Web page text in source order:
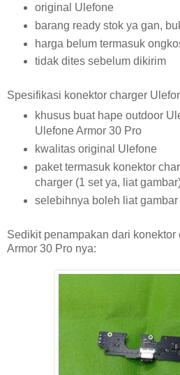
original Ulefone
barang ready stok ya gan,
harga belum termasuk
tidak dites sebelum dikirim
Spesifikasi konektor charger
khusus buat hape outdoor
Ulefone Armor 30 Pro
kwalitas original Ulefone
paket termasuk konektor
charger (1 set ya, liat
selebihnya boleh liat gambar
Sedikit penampakan dari
Armor 30 Pro nya: